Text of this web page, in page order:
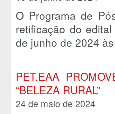
O Programa de
retificação do
de junho de 2024
PET.EAA
“BELEZA RURAL”
24 de maio de 2024